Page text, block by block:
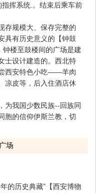
挥系统.。结束后乘车前
存规模大、保存完整的
具有历史意义的【钟鼓
钟楼至鼓楼间的广场是建
士设计建造的。西北特
西安特色小吃——羊肉
凉皮等，后入住酒店休
为我国少数民族--回族同
胞的信仰伊斯兰教，切
场
的历史典藏”【西安博物